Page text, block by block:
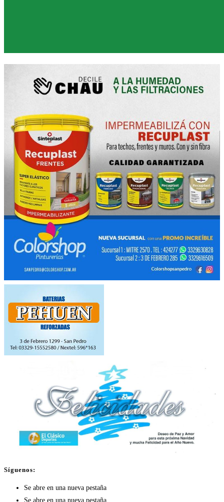
Síguenos:
Se abre en una nueva pestaña
Se abre en una nueva pestaña